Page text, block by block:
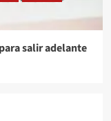
salir adelante